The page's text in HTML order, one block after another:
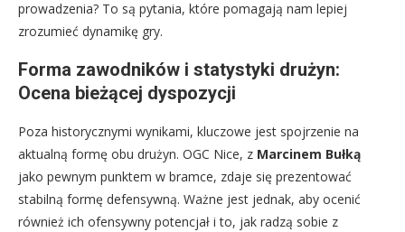
prowadzenia? To są pytania, które pomagają nam lepiej
zrozumieć dynamikę gry.
Forma zawodników i statystyki drużyn:
Ocena bieżącej dyspozycji
Poza historycznymi wynikami, kluczowe jest spojrzenie na
aktualną formę obu drużyn. OGC Nice, z Marcinem Bułką
jako pewnym punktem w bramce, zdaje się prezentować
stabilną formę defensywną. Ważne jest jednak, aby ocenić
również ich ofensywny potencjał i to, jak radzą sobie z